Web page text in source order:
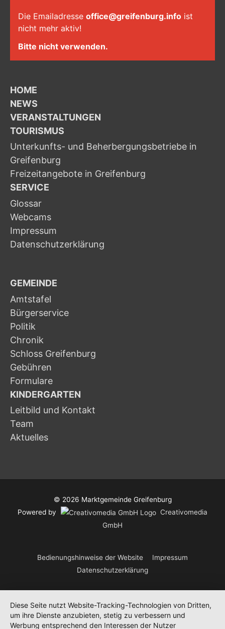
Die Emailadresse office@greifenburg.info ist
nicht mehr aktiv!
Bitte nicht verwenden.
HOME
NEWS
VERANSTALTUNGEN
TOURISMUS
Unterkunfts- und Beherbergungsbetriebe in
Greifenburg
Freizeitangebote in Greifenburg
SERVICE
Glossar
Webcams
Impressum
Datenschutzerklärung
GEMEINDE
Amtstafel
Bürgerservice
Politik
Chronik
Schloss Greifenburg
Gebühren
Formulare
KINDERGARTEN
Leitbild und Kontakt
Team
Aktuelles
© 2026 Marktgemeinde Greifenburg
Powered by
Creativomedia
GmbH
Bedienungshinweise der Website
Impressum
Datenschutzerklärung
Diese Seite nutzt Website-Tracking-Technologien von Dritten,
um ihre Dienste anzubieten, stetig zu verbessern und
Werbung entsprechend den Interessen der Nutzer